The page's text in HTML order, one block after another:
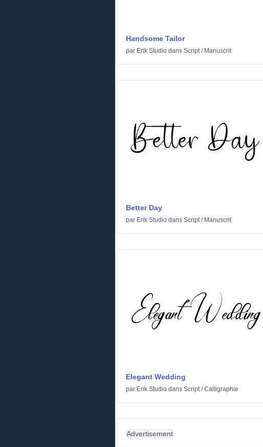
Handsome Tailor
par Erik Studio dans Script/ Manuscrit
Better Day
par Erik Studio dans Script/ Manuscrit
Elegant Wedding
par Erik Studio dans Script/Calligraphie
Advertisement